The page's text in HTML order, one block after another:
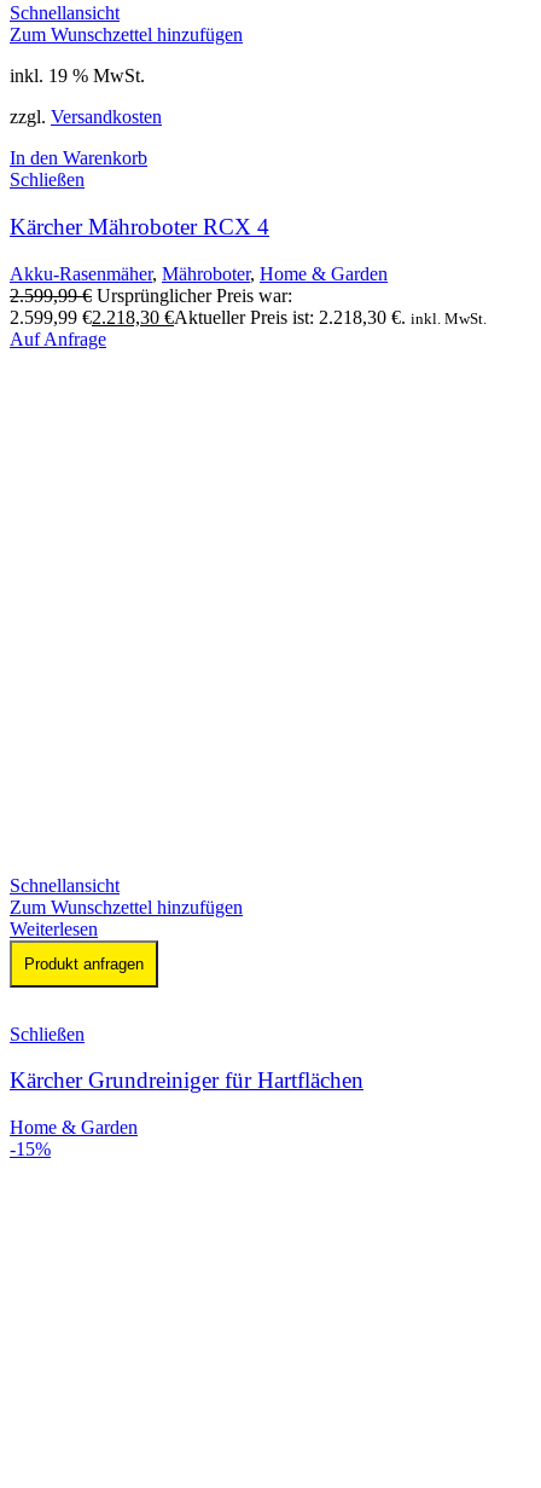
Schnellansicht
Zum Wunschzettel hinzufügen
inkl. 19 % MwSt.
zzgl. Versandkosten
In den Warenkorb
Schließen
Kärcher Mähroboter RCX 4
Akku-Rasenmäher, Mähroboter, Home & Garden
2.599,99€ Ursprünglicher Preis war:
2.599,99 €2.218,30 €Aktueller Preis ist: 2.218,30 €. inkl. MwSt.
Auf Anfrage
Schnellansicht
Zum Wunschzettel hinzufügen
Weiterlesen
Produkt anfragen
Schließen
Kärcher Grundreiniger für Hartflächen
Home & Garden
-15%